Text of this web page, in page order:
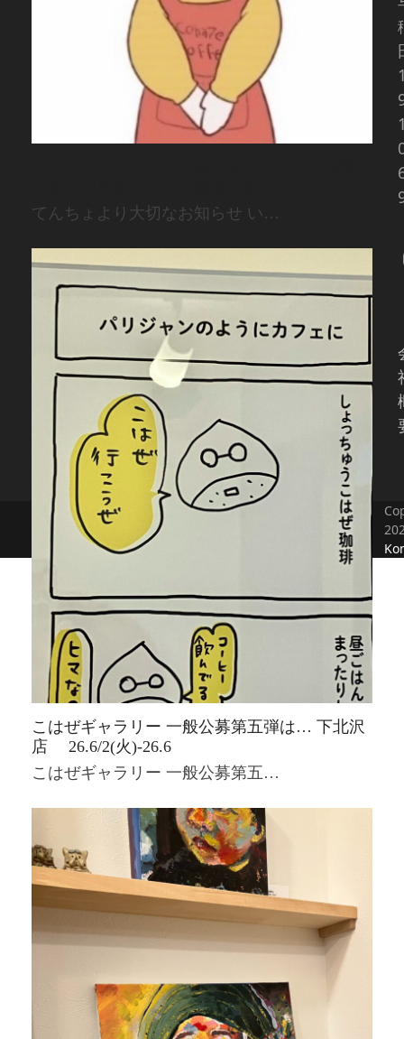
てんちょより大切なお知らせ い…
こはぜギャラリー 一般公募第五弾は… 下北沢
店 26.6/2(火)-26.6
こはぜギャラリー 一般公募第五…